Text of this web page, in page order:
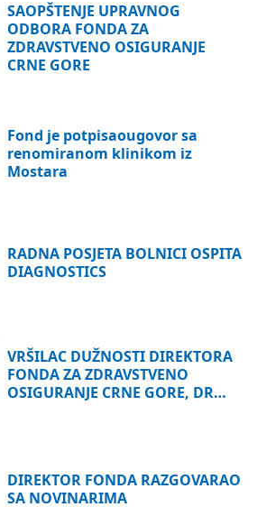
SAOPŠTENJE UPRAVNOG
ODBORA FONDA ZA
ZDRAVSTVENO OSIGURANJE
CRNE GORE
Fond je potpisaougovor sa
renomiranom klinikom iz
Mostara
RADNA POSJETA BOLNICI OSPITA
DIAGNOSTICS
VRŠILAC DUŽNOSTI DIREKTORA
FONDA ZA ZDRAVSTVENO
OSIGURANJE CRNE GORE, DR…
DIREKTOR FONDA RAZGOVARAO
SA NOVINARIMA